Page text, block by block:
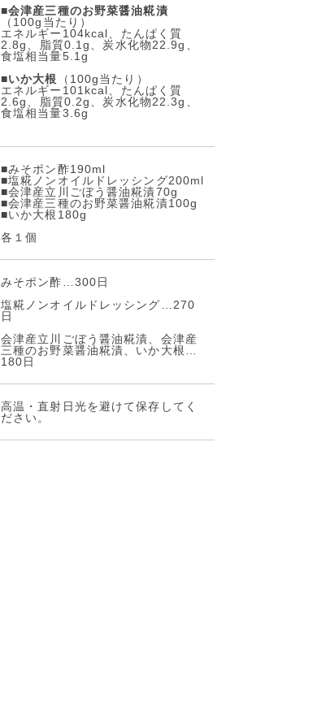
■会津産三種のお野菜醤油糀漬
（100g当たり）
エネルギー104kcal、たんぱく質
2.8g、脂質0.1g、炭水化物22.9g、
食塩相当量5.1g
■いか大根
（100g当たり）
エネルギー101kcal、たんぱく質
2.6g、脂質0.2g、炭水化物22.3g、
食塩相当量3.6g
■みそポン酢190ml
■塩糀ノンオイルドレッシング200ml
■会津産立川ごぼう醤油糀漬70g
■会津産三種のお野菜醤油糀漬100g
■いか大根180g
各１個
みそポン酢…300日
塩糀ノンオイルドレッシング…270
日
会津産立川ごぼう醤油糀漬、会津産
三種のお野菜醤油糀漬、いか大根…
180日
高温・直射日光を避けて保存してく
ださい。